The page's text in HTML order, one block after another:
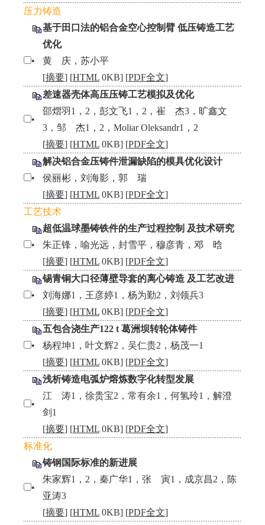
压力铸造
基于田口法的铝合金空心控制臂 低压铸造工艺
优化
•
黄 庆，苏小平
[摘要] [HTML 0KB] [PDF全文]
差速器壳体高压压铸工艺模拟及优化
•
邵熠羽1，2，彭文飞1，2，崔 杰3，旷鑫文
3，邹 杰1，2，Moliar Oleksandr1，2
[摘要] [HTML 0KB] [PDF全文]
解决铝合金压铸件泄漏缺陷的模具优化设计
•
侯丽彬，刘海影，郭 瑞
[摘要] [HTML 0KB] [PDF全文]
工艺技术
超低温球墨铸铁件的生产过程控制 及技术研究
•
朱正锋，喻光远，封雪平，穆彦青，邓 晗
[摘要] [HTML 0KB] [PDF全文]
锡青铜大口径薄壁导套的离心铸造 及工艺改进
•
刘海娜1，王彦婷1，杨为勤2，刘领兵3
[摘要] [HTML 0KB] [PDF全文]
五包合浇生产122 t 葛洲坝转轮体铸件
•
杨程坤1，叶文辉2，吴仁贵2，杨茂一1
[摘要] [HTML 0KB] [PDF全文]
浅析铸造电弧炉熔炼数字化转型发展
•
江 涛1，徐贵宝2，常有余1，何氢玲1，解澄
剑1
[摘要] [HTML 0KB] [PDF全文]
标准化
铸钢国际标准的新进展
•
朱家辉1，2，秦广华1，张 寅1，成京昌2，陈
亚涛3
[摘要] [HTML 0KB] [PDF全文]